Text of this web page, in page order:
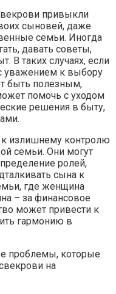
привыкли
сыновей, даже
семьи. Иногда
давать советы,
В таких случаях, если
уважением к выбору
быть полезным,
помочь с уходом
решения в быту,
излишнему контролю
семьи.​ Они могут
ролей,
сына к
где женщина
– за финансовое
может привести к
гармонию в
проблемы, которые
на